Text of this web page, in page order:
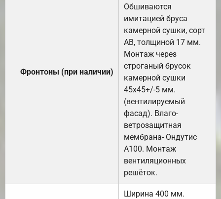
Фронтоны (при наличии)
Обшиваются
имитацией бруса
камерной сушки, сорт
АВ, толщиной 17 мм.
Монтаж через
строганый брусок
камерной сушки
45х45+/-5 мм.
(вентилируемый
фасад). Влаго-
ветрозащитная
мембрана- Ондутис
А100. Монтаж
вентиляционных
решёток.
Ширина 400 мм.